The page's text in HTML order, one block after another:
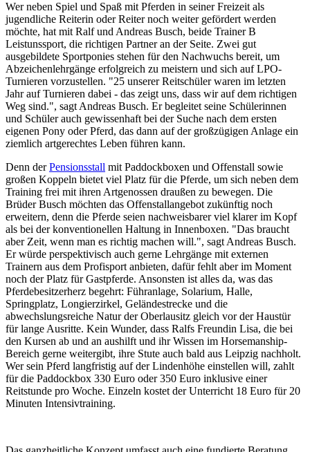
Wer neben Spiel und Spaß mit Pferden in seiner Freizeit als
jugendliche Reiterin oder Reiter noch weiter gefördert werden
möchte, hat mit Ralf und Andreas Busch, beide Trainer B
Leistunssport, die richtigen Partner an der Seite. Zwei gut
ausgebildete Sportponies stehen für den Nachwuchs bereit, um
Abzeichenlehrgänge erfolgreich zu meistern und sich auf LPO-
Turnieren vorzustellen. "25 unserer Reitschüler waren im letzten
Jahr auf Turnieren dabei - das zeigt uns, dass wir auf dem richtigen
Weg sind.", sagt Andreas Busch. Er begleitet seine Schülerinnen
und Schüler auch gewissenhaft bei der Suche nach dem ersten
eigenen Pony oder Pferd, das dann auf der großzügigen Anlage ein
ziemlich artgerechtes Leben führen kann.
Denn derPensionsstall mit Paddockboxen und Offenstall sowie
großen Koppeln bietet viel Platz für die Pferde, um sich neben dem
Training frei mit ihren Artgenossen draußen zu bewegen. Die
Brüder Busch möchten das Offenstallangebot zukünftig noch
erweitern, denn die Pferde seien nachweisbarer viel klarer im Kopf
als bei der konventionellen Haltung in Innenboxen. "Das braucht
aber Zeit, wenn man es richtig machen will.", sagt Andreas Busch.
Er würde perspektivisch auch gerne Lehrgänge mit externen
Trainern aus dem Profisport anbieten, dafür fehlt aber im Moment
noch der Platz für Gastpferde. Ansonsten ist alles da, was das
Pferdebesitzerherz begehrt: Führanlage, Solarium, Halle,
Springplatz, Longierzirkel, Geländestrecke und die
abwechslungsreiche Natur der Oberlausitz gleich vor der Haustür
für lange Ausritte. Kein Wunder, dass Ralfs Freundin Lisa, die bei
den Kursen ab und an aushilft und ihr Wissen im Horsemanship-
Bereich gerne weitergibt, ihre Stute auch bald aus Leipzig nachholt.
Wer sein Pferd langfristig auf der Lindenhöhe einstellen will, zahlt
für die Paddockbox 330 Euro oder 350 Euro inklusive einer
Reitstunde pro Woche. Einzeln kostet der Unterricht 18 Euro für 20
Minuten Intensivtraining.